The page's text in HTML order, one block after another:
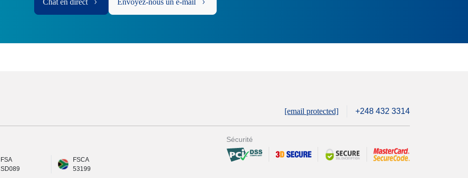
Chat en direct Envoyez-nous un e-mail
[email protected] +248 432 3314
FSA
SD089
FSCA
53199
Sécurité